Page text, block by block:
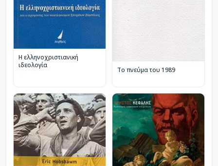
Η ελληνοχριστιανική
ιδεολογία
Το πνεύμα του 1989